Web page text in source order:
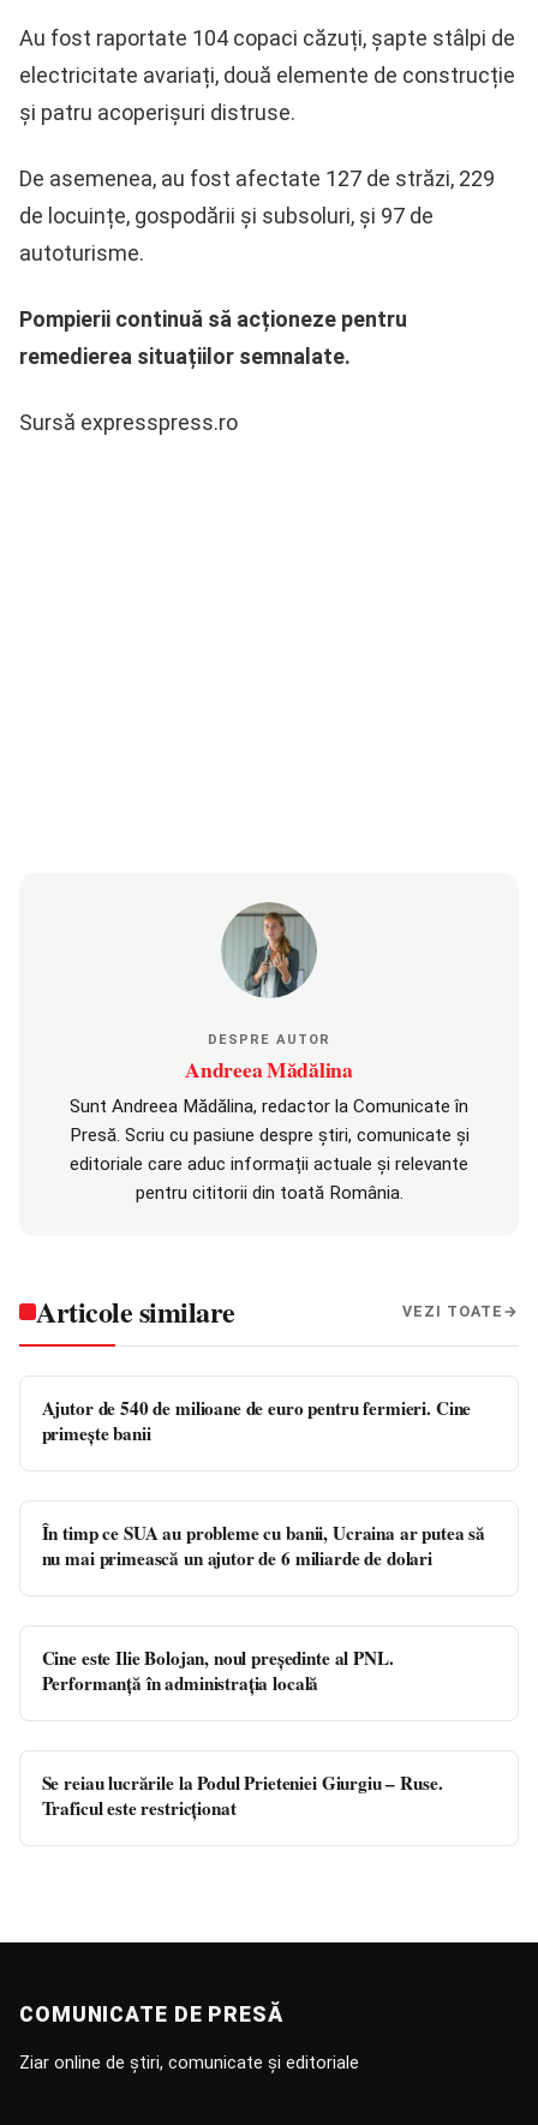
Au fost raportate 104 copaci căzuți, șapte stâlpi de
electricitate avariați, două elemente de construcție
și patru acoperișuri distruse.
De asemenea, au fost afectate 127 de străzi, 229
de locuințe, gospodării și subsoluri, și 97 de
autoturisme.
Pompierii continuă să acționeze pentru
remedierea situațiilor semnalate.
Sursă expresspress.ro
DESPRE AUTOR
Andreea Mădălina
Sunt Andreea Mădălina, redactor la Comunicate în
Presă. Scriu cu pasiune despre știri, comunicate și
editoriale care aduc informații actuale și relevante
pentru cititorii din toată România.
Articole similare VEZI TOATE
Ajutor de 540 de milioane de euro pentru fermieri. Cine
primește banii
În timp ce SUA au probleme cu banii, Ucraina ar putea să
nu mai primească un ajutor de 6 miliarde de dolari
Cine este Ilie Bolojan, noul președinte al PNL.
Performanță în administrația locală
Se reiau lucrările la Podul Prieteniei Giurgiu – Ruse.
Traficul este restricţionat
COMUNICATE DE PRESĂ
Ziar online de știri, comunicate și editoriale